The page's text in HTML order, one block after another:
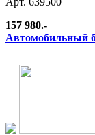
157 980.-
Автомобильный